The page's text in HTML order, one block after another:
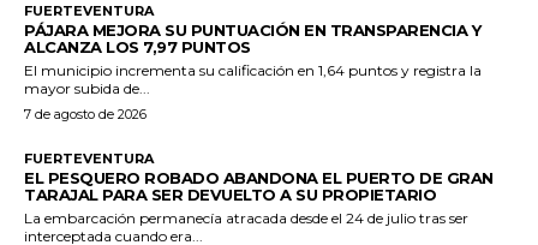
FUERTEVENTURA
PÁJARA MEJORA SU PUNTUACIÓN EN TRANSPARENCIA Y
ALCANZA LOS 7,97 PUNTOS
El municipio incrementa su calificación en 1,64 puntos y registra la
mayor subida de...
7 de agosto de 2026
FUERTEVENTURA
EL PESQUERO ROBADO ABANDONA EL PUERTO DE GRAN
TARAJAL PARA SER DEVUELTO A SU PROPIETARIO
La embarcación permanecía atracada desde el 24 de julio tras ser
interceptada cuando era...